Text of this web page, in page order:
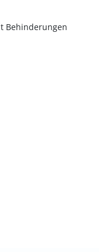
Behinderungen